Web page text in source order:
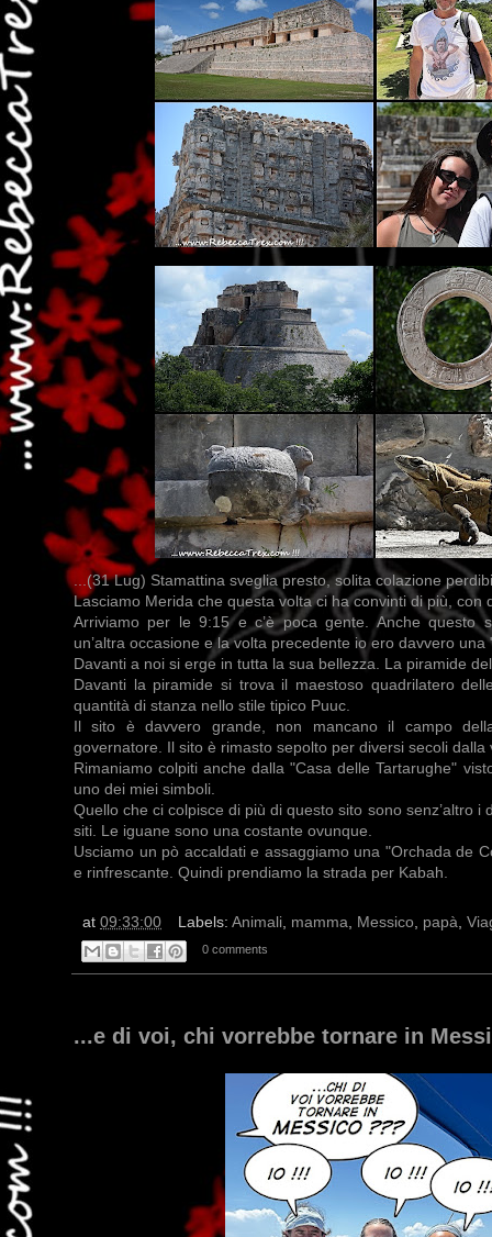
...(31 Lug) Stamattina sveglia presto, solita colazione
Lasciamo Merida che questa volta ci ha convinti di più, con
Arriviamo per le 9:15 e c’è poca gente. Anche questo
un’altra occasione e la volta precedente io ero davvero una
Davanti a noi si erge in tutta la sua bellezza. La piramide
Davanti la piramide si trova il maestoso quadrilatero
quantità di stanza nello stile tipico Puuc.
Il sito è davvero grande, non mancano il campo
governatore. Il sito è rimasto sepolto per diversi secoli dalla
Rimaniamo colpiti anche dalla "Casa delle Tartarughe"
uno dei miei simboli.
Quello che ci colpisce di più di questo sito sono senz’altro i
siti. Le iguane sono una costante ovunque.
Usciamo un pò accaldati e assaggiamo una "Orchada de
e rinfrescante. Quindi prendiamo la strada per Kabah.
at 09:33:00 Labels: Animali, mamma, Messico, papà,
0 comments
...e di voi, chi vorrebbe tornare in